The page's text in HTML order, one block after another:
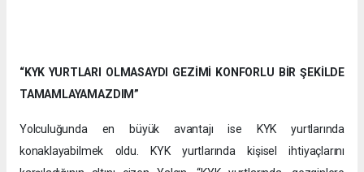
“KYK YURTLARI OLMASAYDI GEZİMİ KONFORLU BİR ŞEKİLDE
TAMAMLAYAMAZDIM”
Yolculuğunda en büyük avantajı ise KYK yurtlarında
konaklayabilmek oldu. KYK yurtlarında kişisel ihtiyaçlarını